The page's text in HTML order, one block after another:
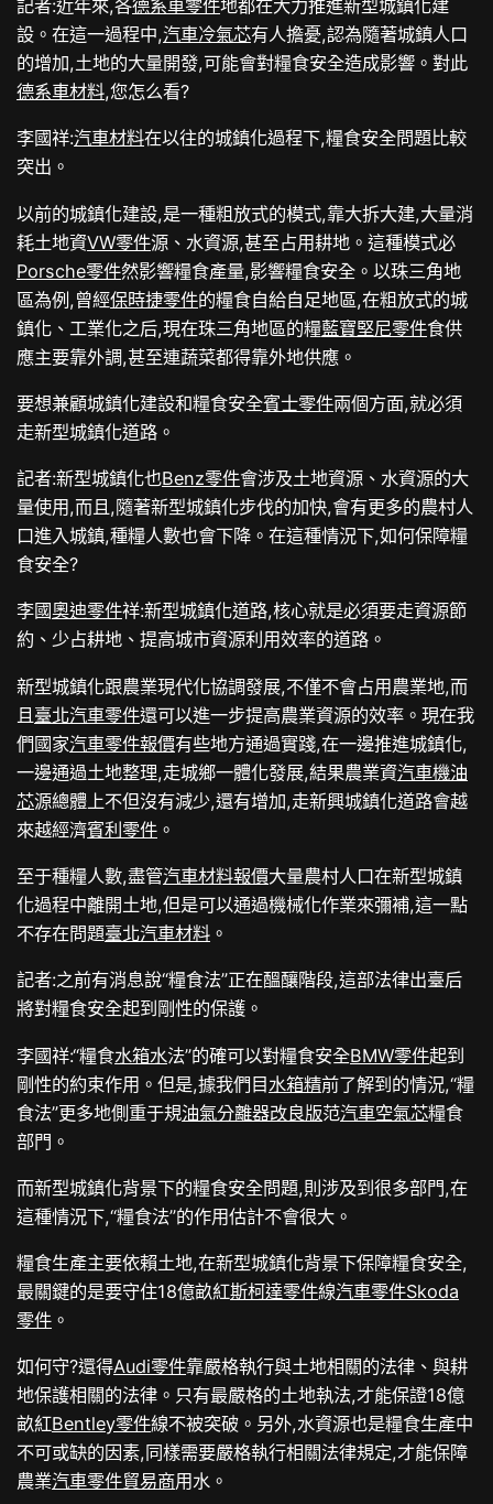
記者:近年來,各德系車零件地都在大力推進新型城鎮化建
設。在這一過程中,汽車冷氣芯有人擔憂,認為隨著城鎮人口
的增加,土地的大量開發,可能會對糧食安全造成影響。對此
德系車材料,您怎么看?
李國祥:汽車材料在以往的城鎮化過程下,糧食安全問題比較
突出。
以前的城鎮化建設,是一種粗放式的模式,靠大拆大建,大量消
耗土地資VW零件源、水資源,甚至占用耕地。這種模式必
Porsche零件然影響糧食產量,影響糧食安全。以珠三角地
區為例,曾經保時捷零件的糧食自給自足地區,在粗放式的城
鎮化、工業化之后,現在珠三角地區的糧藍寶堅尼零件食供
應主要靠外調,甚至連蔬菜都得靠外地供應。
要想兼顧城鎮化建設和糧食安全賓士零件兩個方面,就必須
走新型城鎮化道路。
記者:新型城鎮化也Benz零件會涉及土地資源、水資源的大
量使用,而且,隨著新型城鎮化步伐的加快,會有更多的農村人
口進入城鎮,種糧人數也會下降。在這種情況下,如何保障糧
食安全?
李國奧迪零件祥:新型城鎮化道路,核心就是必須要走資源節
約、少占耕地、提高城市資源利用效率的道路。
新型城鎮化跟農業現代化協調發展,不僅不會占用農業地,而
且 臺北汽車零件還可以進一步提高農業資源的效率。現在我
們國家汽車零件報價有些地方通過實踐,在一邊推進城鎮化,
一邊通過土地整理,走城鄉一體化發展,結果農業資汽車機油
芯源總體上不但沒有減少,還有增加,走新興城鎮化道路會越
來越經濟賓利零件 。
至于種糧人數,盡管汽車材料報價大量農村人口在新型城鎮
化過程中離開土地,但是可以通過機械化作業來彌補,這一點
不存在問題臺北汽車材料 。
記者:之前有消息說“糧食法”正在醞釀階段,這部法律出臺后
將對糧食安全起到剛性的保護。
李國祥:“糧食水箱水法”的確可以對糧食安全BMW零件起到
剛性的約束作用。但是,據我們目水箱精前了解到的情況,“糧
食法”更多地側重于規油氣分離器改良版范汽車空氣芯糧食
部門。
而新型城鎮化背景下的糧食安全問題,則涉及到很多部門,在
這種情況下,“糧食法”的作用估計不會很大。
糧食生產主要依賴土地,在新型城鎮化背景下保障糧食安全,
最關鍵的是要守住18億畝紅斯柯達零件線汽車零件Skoda
零件 。
如何守?還得Audi零件靠嚴格執行與土地相關的法律、與耕
地保護相關的法律。只有最嚴格的土地執法,才能保證18億
畝紅Bentley零件線不被突破。另外,水資源也是糧食生產中
不可或缺的因素,同樣需要嚴格執行相關法律規定,才能保障
農業汽車零件貿易商用水。